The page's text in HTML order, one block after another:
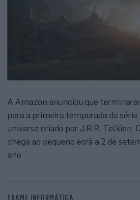
A Amazon anunciou que
para a primeira temporada da série
universo criado por J.R.R. Tolkien.
chega ao pequeno ecrã a 2 de
ano
EXAME INFORMÁTICA